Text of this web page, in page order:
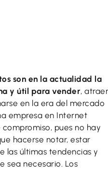
son en la actualidad la
y útil para vender, atraer
en la era del mercado
empresa en Internet
pues no hay
hacerse notar, estar
las últimas tendencias y
sea necesario. Los